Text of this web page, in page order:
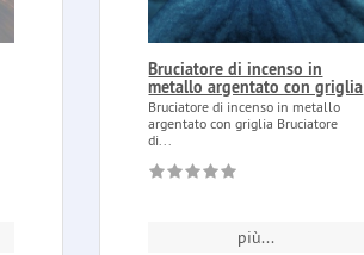
Bruciatore di incenso in
metallo argentato con griglia
Bruciatore di incenso in metallo
argentato con griglia Bruciatore
di...
più...